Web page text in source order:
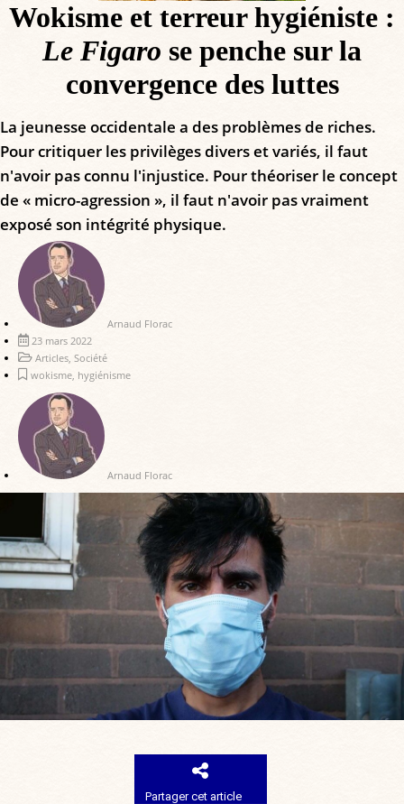
Wokisme et terreur hygiéniste :
Le Figaro se penche sur la
convergence des luttes
La jeunesse occidentale a des problèmes de riches.
Pour critiquer les privilèges divers et variés, il faut
n'avoir pas connu l'injustice. Pour théoriser le concept
de « micro-agression », il faut n'avoir pas vraiment
exposé son intégrité physique.
Arnaud Florac
23 mars 2022
Articles, Société
wokisme, hygiénisme
Arnaud Florac
Partager cet article